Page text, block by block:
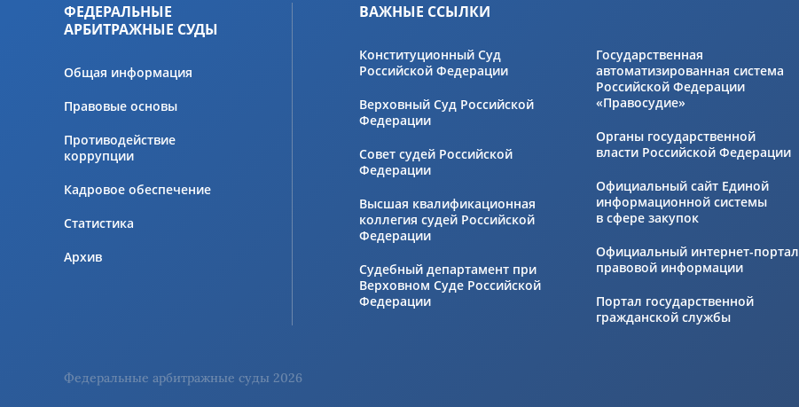
ФЕДЕРАЛЬНЫЕ
АРБИТРАЖНЫЕ СУДЫ
Общая информация
Правовые основы
Противодействие
коррупции
Кадровое обеспечение
Статистика
Архив
ВАЖНЫЕ ССЫЛКИ
Конституционный Суд
Российской Федерации
Верховный Суд Российской
Федерации
Совет судей Российской
Федерации
Высшая квалификационная
коллегия судей Российской
Федерации
Судебный департамент при
Верховном Суде Российской
Федерации
Государственная
автоматизированная система
Российской Федерации
«Правосудие»
Органы государственной
власти Российской Федерации
Официальный сайт Единой
информационной системы
в сфере закупок
Официальный интернет-портал
правовой информации
Портал государственной
гражданской службы
Федеральные арбитражные суды 2026